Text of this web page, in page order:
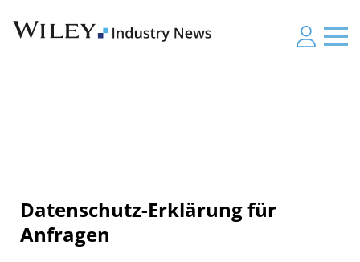
Datenschutz-Erklärung für
Anfragen